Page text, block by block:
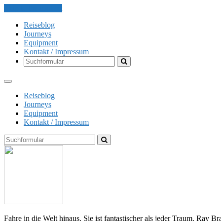
Reiseblog
Journeys
Equipment
Kontakt / Impressum
Search
Reiseblog
Journeys
Equipment
Kontakt / Impressum
Search
Fahre in die Welt hinaus. Sie ist fantastischer als jeder Traum. Ray